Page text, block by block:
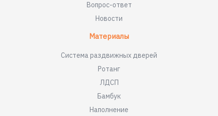
Вопрос-ответ
Новости
Материалы
Система раздвижных дверей
Ротанг
ЛДСП
Бамбук
Наполнение